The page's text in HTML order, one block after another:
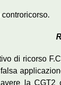
di ricorso
la CGT2